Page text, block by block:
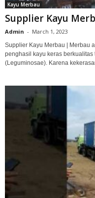
Kayu Merbau
Supplier Kayu
Admin - March 1, 2023
Supplier Kayu Merbau | Merbau
penghasil kayu keras
(Leguminosae). Karena